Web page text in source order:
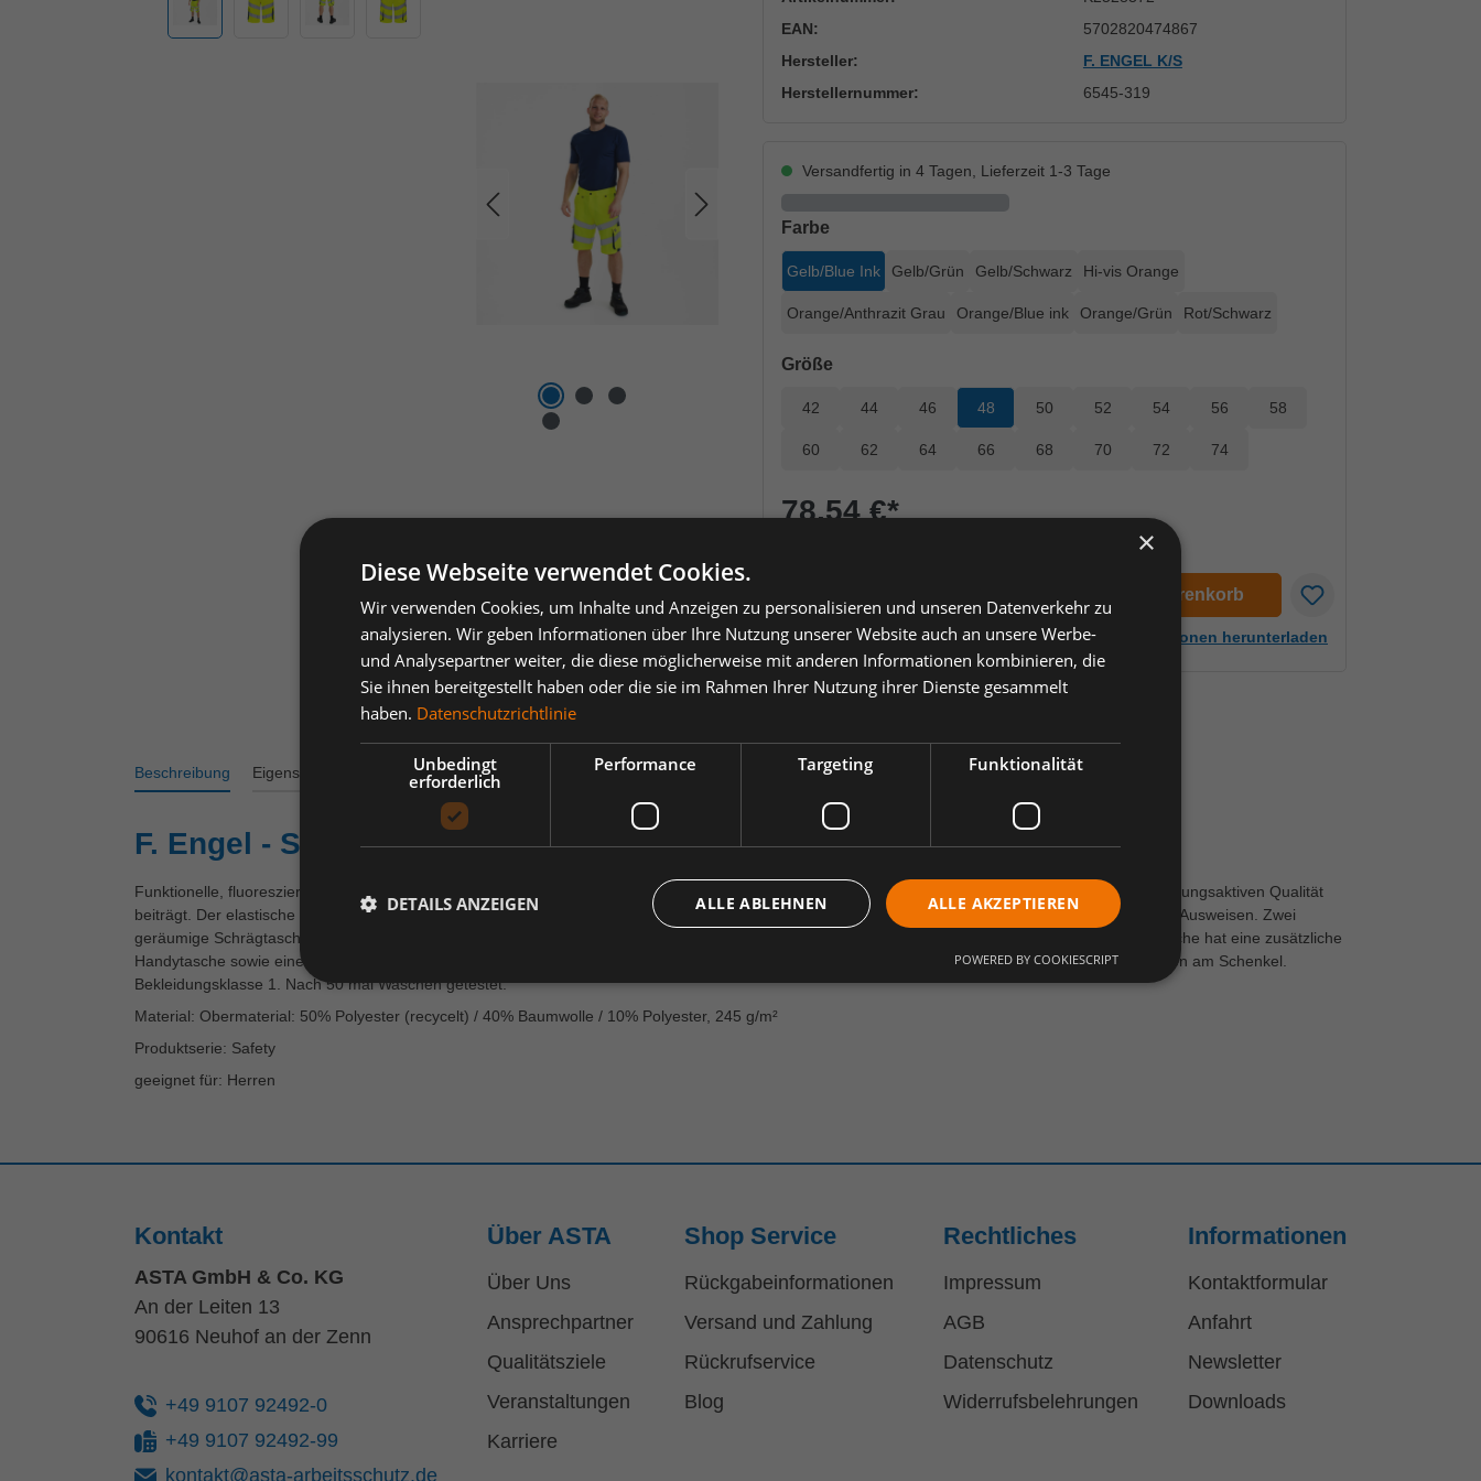
Hersteller: F. ENGEL K/S
EAN:
5702820474867
Herstellernummer: 6545-319
Versandfertig in 4 Tagen, Lieferzeit 1-3 Tage
Farbe
Gelb/Blue Ink Gelb/Grün Gelb/Schwarz Hi-vis Orange
Orange/Anthrazit Grau Orange/Blue ink Orange/Grün Rot/Schwarz
Größe
42 44 46 48 50 52 54 56 58
60 62 64 66 68 70 72 74
78,54 €*
In den Warenkorb
Artikelinformationen herunterladen
Beschreibung Eigenschaften Varianten Bewertungen
F. Engel - Safety Light Arbeitsshorts Gelb/Blue Ink, Gr. 48
Funktionelle, fluoreszierende Shorts im modernen Design. Der Stoff besteht zu 50% aus recyceltem Polyester, was zu einer strapazierfähigen und atmungsaktiven Qualität
beiträgt. Der elastische Taillenbund hinten sorgt für eine gute Passform und einen sicheren Sitz der Shorts. D-Ring vorne für die Befestigung von z. B. Ausweisen. Zwei
geräumige Schrägtaschen vorne. Zwei Gesäßtaschen mit Patte und Klettverschluss. Zwei Schenkeltaschen mit Klettverschluss. Die linke Schenkeltasche hat eine zusätzliche
Handytasche sowie eine Innentasche, z. B. für das Walkie-Talkie. Die rechte Schenkeltasche hat eine Innentasche für z. B. den Zollstock. Reflexstreifen am Schenkel.
Bekleidungsklasse 1. Nach 50 mal Waschen getestet.
Material: Obermaterial: 50% Polyester (recycelt) / 40% Baumwolle / 10% Polyester, 245 g/m²
Produktserie: Safety
geeignet für: Herren
Kontakt
ASTA GmbH & Co. KG
An der Leiten 13
90616 Neuhof an der Zenn
+49 9107 92492-0
+49 9107 92492-99
kontakt@asta-arbeitsschutz.de
Über ASTA
Über Uns
Ansprechpartner
Qualitätsziele
Veranstaltungen
Karriere
Shop Service
Rückgabeinformationen
Versand und Zahlung
Rückrufservice
Blog
Rechtliches
Impressum
AGB
Datenschutz
Widerrufsbelehrungen
Informationen
Kontaktformular
Anfahrt
Newsletter
Downloads
×
Diese Webseite verwendet Cookies.
Wir verwenden Cookies, um Inhalte und Anzeigen zu personalisieren und unseren Datenverkehr zu
analysieren. Wir geben Informationen über Ihre Nutzung unserer Website auch an unsere Werbe-
und Analysepartner weiter, die diese möglicherweise mit anderen Informationen kombinieren, die
Sie ihnen bereitgestellt haben oder die sie im Rahmen Ihrer Nutzung ihrer Dienste gesammelt
haben. Datenschutzrichtlinie
Unbedingt
erforderlich
Performance Targeting Funktionalität
ALLE AKZEPTIEREN
ALLE ABLEHNEN
DETAILS ANZEIGEN
POWERED BY COOKIESCRIPT